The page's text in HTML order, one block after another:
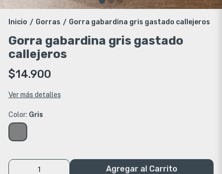
Inicio / Gorras / Gorra gabardina gris gastado callejeros
Gorra gabardina gris gastado
callejeros
$14.900
Ver más detalles
Color: Gris
Agregar al Carrito